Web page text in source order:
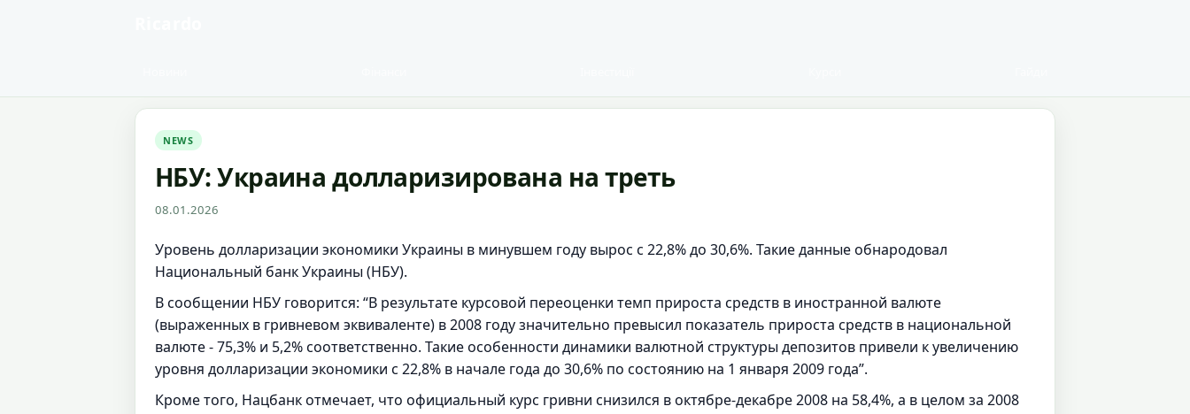
NEWS
НБУ: Украина долларизирована на треть
08.01.2026
Уровень долларизации экономики Украины в минувшем году вырос с 22,8% до 30,6%. Такие данные обнародовал
Национальный банк Украины (НБУ).
В сообщении НБУ говорится: “В результате курсовой переоценки темп прироста средств в иностранной валюте
(выраженных в гривневом эквиваленте) в 2008 году значительно превысил показатель прироста средств в национальной
валюте - 75,3% и 5,2% соответственно. Такие особенности динамики валютной структуры депозитов привели к увеличению
уровня долларизации экономики с 22,8% в начале года до 30,6% по состоянию на 1 января 2009 года”.
Кроме того, Нацбанк отмечает, что официальный курс гривни снизился в октябре-декабре 2008 на 58,4%, а в целом за 2008